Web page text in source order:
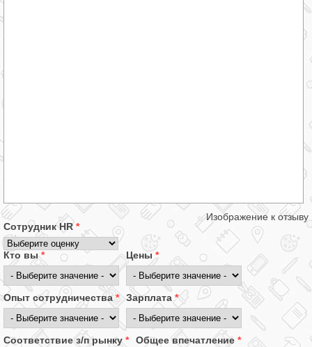
Изображение к отзыву
Сотрудник HR *
Кто вы* Цены *
Опыт сотрудничества* Зарплата *
Соответствие з/п рынку * Общее впечатление *